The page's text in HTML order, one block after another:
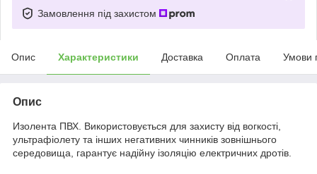
Замовлення під захистом
Опис Характеристики Доставка Оплата Умови
Опис
Изолента ПВХ. Використовується для захисту від вогкості,
ультрафіолету та інших негативних чинників зовнішнього
середовища, гарантує надійну ізоляцію електричних дротів.